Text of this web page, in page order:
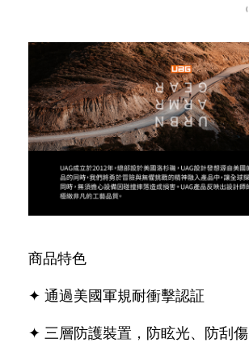
商品特色
✦ 通過美國軍規耐衝擊認証
✦ 三層防護裝置，防眩光、防刮傷